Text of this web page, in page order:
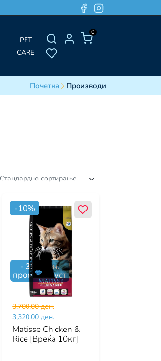
0
PET
CARE
Почетна Производи
Стандардно сортирање
-10%
-380 ден.
промо попуст
3,700.00 ден.
3,320.00 ден.
Matisse Chicken &
Rice [Вреќа 10кг]